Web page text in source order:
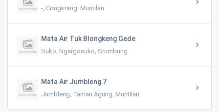
-, Congkrang, Muntilan
Mata Air Tuk Blongkeng Gede
Suko, Ngargosuko, Srumbung
Mata Air Jumbleng 7
Jumbleng, Taman Agung, Muntilan